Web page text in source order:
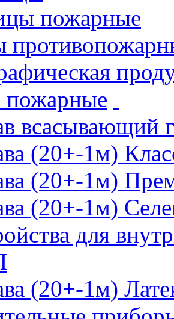
пожарные
пожарные
всасывающий
(20+-1м)
(20+-1м)
(20+-1м)
для
(20+-1м)